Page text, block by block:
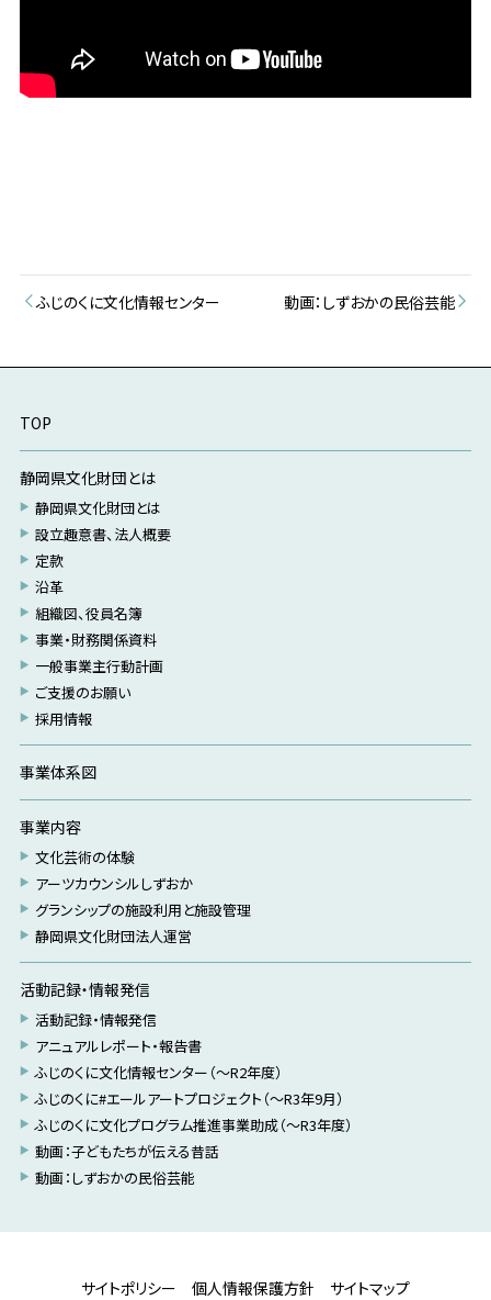
ふじのくに文化情報センター 動画：しずおかの民俗芸能
TOP
静岡県文化財団とは
静岡県文化財団とは
設立趣意書、法人概要
定款
沿革
組織図、役員名簿
事業・財務関係資料
一般事業主行動計画
ご支援のお願い
採用情報
事業体系図
事業内容
文化芸術の体験
アーツカウンシルしずおか
グランシップの施設利用と施設管理
静岡県文化財団法人運営
活動記録・情報発信
活動記録・情報発信
アニュアルレポート・報告書
ふじのくに文化情報センター（～R2年度）
ふじのくに#エールアートプロジェクト（～R3年9月）
ふじのくに文化プログラム推進事業助成（～R3年度）
動画：子どもたちが伝える昔話
動画：しずおかの民俗芸能
サイトポリシー 個人情報保護方針 サイトマップ